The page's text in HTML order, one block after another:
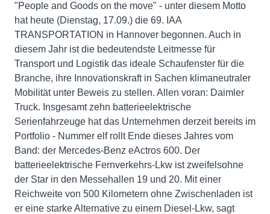
"People and Goods on the move" - unter diesem Motto
hat heute (Dienstag, 17.09.) die 69. IAA
TRANSPORTATION in Hannover begonnen. Auch in
diesem Jahr ist die bedeutendste Leitmesse für
Transport und Logistik das ideale Schaufenster für die
Branche, ihre Innovationskraft in Sachen klimaneutraler
Mobilität unter Beweis zu stellen. Allen voran: Daimler
Truck. Insgesamt zehn batterieelektrische
Serienfahrzeuge hat das Unternehmen derzeit bereits im
Portfolio - Nummer elf rollt Ende dieses Jahres vom
Band: der Mercedes-Benz eActros 600. Der
batterieelektrische Fernverkehrs-Lkw ist zweifelsohne
der Star in den Messehallen 19 und 20. Mit einer
Reichweite von 500 Kilometern ohne Zwischenladen ist
er eine starke Alternative zu einem Diesel-Lkw, sagt